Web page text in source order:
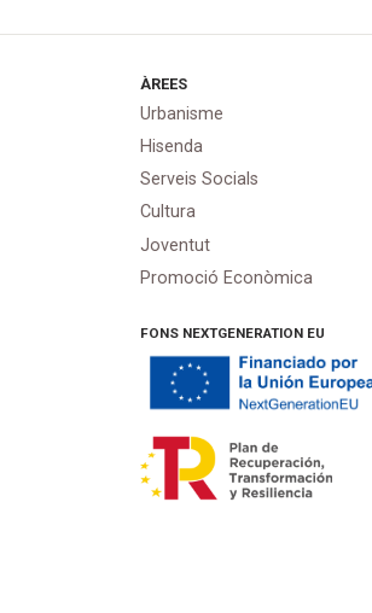
ÀREES
Urbanisme
Hisenda
Serveis Socials
Cultura
Joventut
Promoció Econòmica
FONS NEXTGENERATION EU